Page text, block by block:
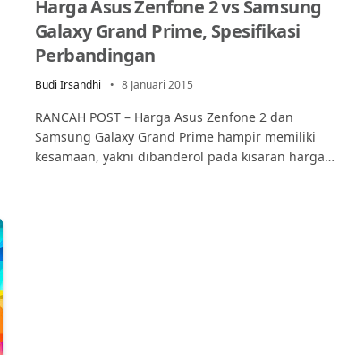
Harga Asus Zenfone 2 vs Samsung
Galaxy Grand Prime, Spesifikasi
Perbandingan
Budi Irsandhi 8 Januari 2015
RANCAH POST – Harga Asus Zenfone 2 dan
Samsung Galaxy Grand Prime hampir memiliki
kesamaan, yakni dibanderol pada kisaran harga…